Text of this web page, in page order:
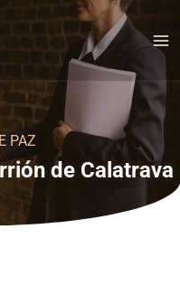
PAZ
de Calatrava